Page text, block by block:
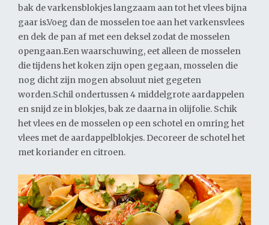
bak de varkensblokjes langzaam aan tot het vlees bijna
gaar is.Voeg dan de mosselen toe aan het varkensvlees
en dek de pan af met een deksel zodat de mosselen
opengaan.Een waarschuwing, eet alleen de mosselen
die tijdens het koken zijn open gegaan, mosselen die
nog dicht zijn mogen absoluut niet gegeten
worden.Schil ondertussen 4 middelgrote aardappelen
en snijd ze in blokjes, bak ze daarna in olijfolie. Schik
het vlees en de mosselen op een schotel en omring het
vlees met de aardappelblokjes. Decoreer de schotel het
met koriander en citroen.